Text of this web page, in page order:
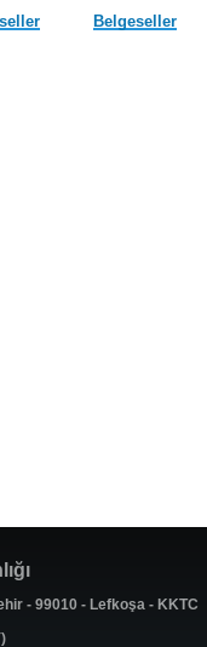
Belgeseller
- 99010 - Lefkoşa - KKTC